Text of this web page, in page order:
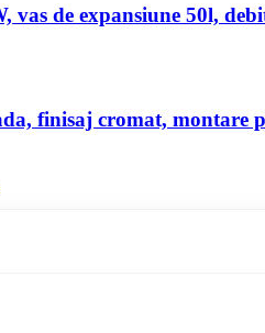
de expansiune 50l,
finisaj cromat, montare